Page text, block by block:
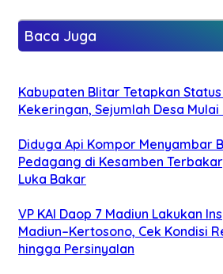
Baca Juga
Kabupaten Blitar Tetapkan
Kekeringan, Sejumlah Desa Mulai
Diduga Api Kompor Menyambar
Pedagang di Kesamben
Luka Bakar
VP KAI Daop 7 Madiun Lakukan
Madiun–Kertosono, Cek Kondisi
hingga Persinyalan